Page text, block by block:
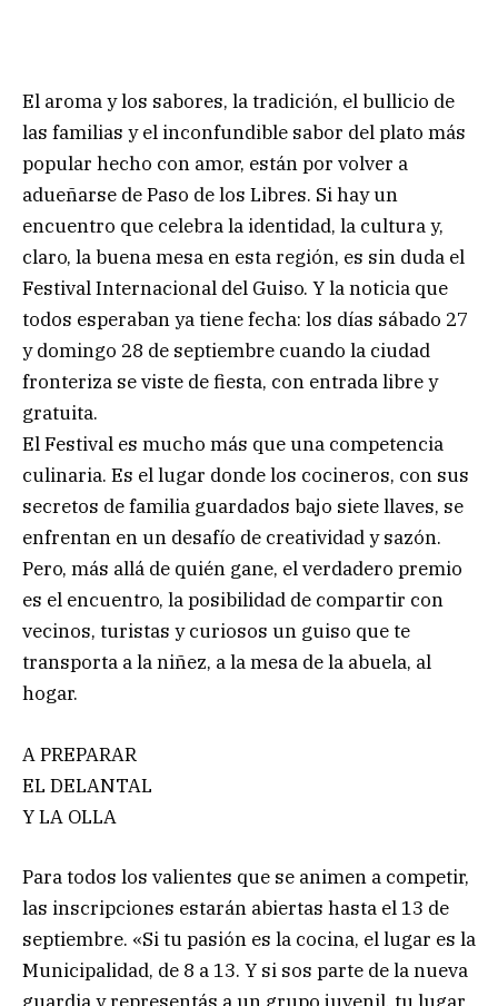
El aroma y los sabores, la tradición, el bullicio de
las familias y el inconfundible sabor del plato más
popular hecho con amor, están por volver a
adueñarse de Paso de los Libres. Si hay un
encuentro que celebra la identidad, la cultura y,
claro, la buena mesa en esta región, es sin duda el
Festival Internacional del Guiso. Y la noticia que
todos esperaban ya tiene fecha: los días sábado 27
y domingo 28 de septiembre cuando la ciudad
fronteriza se viste de fiesta, con entrada libre y
gratuita.
El Festival es mucho más que una competencia
culinaria. Es el lugar donde los cocineros, con sus
secretos de familia guardados bajo siete llaves, se
enfrentan en un desafío de creatividad y sazón.
Pero, más allá de quién gane, el verdadero premio
es el encuentro, la posibilidad de compartir con
vecinos, turistas y curiosos un guiso que te
transporta a la niñez, a la mesa de la abuela, al
hogar.
A PREPARAR
EL DELANTAL
Y LA OLLA
Para todos los valientes que se animen a competir,
las inscripciones estarán abiertas hasta el 13 de
septiembre. «Si tu pasión es la cocina, el lugar es la
Municipalidad, de 8 a 13. Y si sos parte de la nueva